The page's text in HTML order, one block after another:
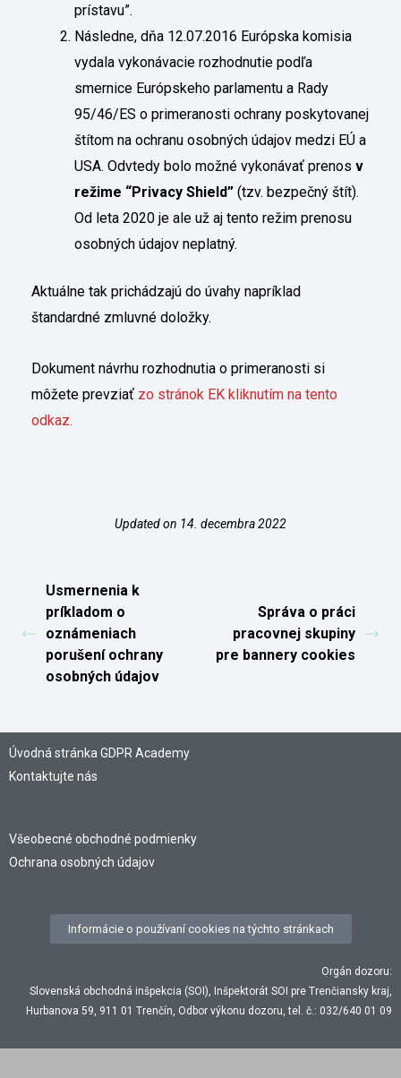
prístavu”.
Následne, dňa 12.07.2016 Európska komisia
vydala vykonávacie rozhodnutie podľa
smernice Európskeho parlamentu a Rady
95/46/ES o primeranosti ochrany poskytovanej
štítom na ochranu osobných údajov medzi EÚ a
USA. Odvtedy bolo možné vykonávať prenos v
režime “Privacy Shield” (tzv. bezpečný štít).
Od leta 2020 je ale už aj tento režim prenosu
osobných údajov neplatný.
Aktuálne tak prichádzajú do úvahy napríklad
štandardné zmluvné doložky.
Dokument návrhu rozhodnutia o primeranosti si
môžete prevziať zo stránok EK kliknutím na tento
odkaz.
Updated on 14. decembra 2022
Usmernenia k
príkladom o
oznámeniach
porušení ochrany
osobných údajov
Správa o práci
pracovnej skupiny
pre bannery cookies
Úvodná stránka GDPR Academy
Kontaktujte nás
Všeobecné obchodné podmienky
Ochrana osobných údajov
Informácie o používaní cookies na týchto stránkach
Orgán dozoru:
Slovenská obchodná inšpekcia (SOI), Inšpektorát SOI pre Trenčiansky kraj,
Hurbanova 59, 911 01 Trenčín, Odbor výkonu dozoru, tel. č.: 032/640 01 09